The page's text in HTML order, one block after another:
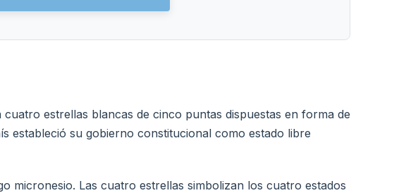
estrellas blancas de cinco puntas dispuestas en forma de
estableció su gobierno constitucional como estado libre
micronesio. Las cuatro estrellas simbolizan los cuatro estados